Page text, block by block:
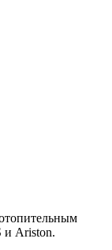
и Ariston.